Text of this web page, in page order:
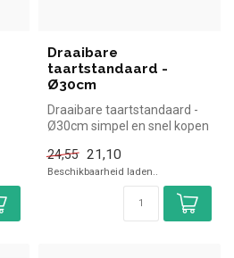
Draaibare
taartstandaard -
Ø30cm
Draaibare taartstandaard -
Ø30cm simpel en snel kopen
24,55 21,10
Beschikbaarheid laden..